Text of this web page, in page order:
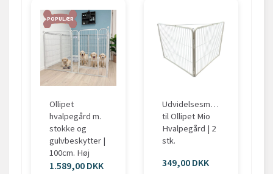
POPULÆR
Ollipet
hvalpegård m.
stokke og
gulvbeskytter |
100cm. Høj
1.589,00 DKK
Udvidelsesmodul
til Ollipet Mio
Hvalpegård | 2
stk.
349,00 DKK